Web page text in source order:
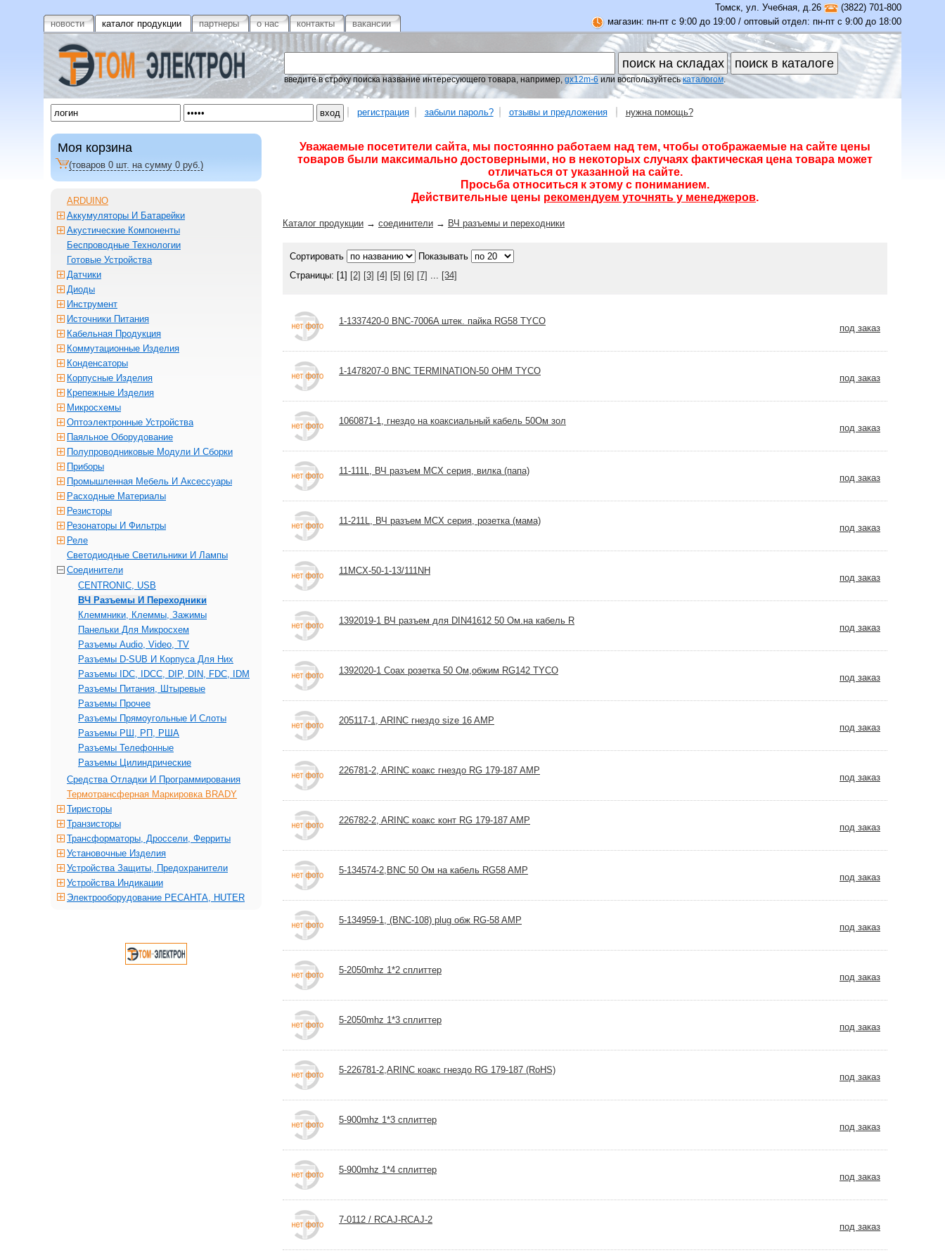
новости каталог продукции партнеры о нас контакты вакансии
Томск, ул. Учебная, д.26
(3822) 701-800
магазин: пн-пт с 9:00 до 19:00 / оптовый отдел: пн-пт с 9:00 до 18:00
введите в строку поиска название интересующего товара, например, gx12m-6 или воспользуйтеськаталогом.
регистрация забыли пароль? отзывы и предложения нужна помощь?
Уважаемые посетители сайта, мы постоянно работаем над тем, чтобы отображаемые на сайте цены
товаров были максимально достоверными, но в некоторых случаях фактическая цена товара может
отличаться от указанной на сайте.
Просьба относиться к этому с пониманием.
Действительные цены рекомендуем уточнять у менеджеров.
Каталог продукции → соединители → ВЧ разъемы и переходники
Сортировать
Показывать
Страницы: [1] [2] [3] [4] [5] [6] [7] ... [34]
1-1337420-0 BNC-7006A штек. пайка RG58 TYCO
под заказ
1-1478207-0 BNC TERMINATION-50 OHM TYCO
под заказ
1060871-1, гнездо на коаксиальный кабель 50Ом зол
под заказ
11-111L, ВЧ разъем MCX серия, вилка (папа)
под заказ
11-211L, ВЧ разъем MCX серия, розетка (мама)
под заказ
11MCX-50-1-13/111NH
под заказ
1392019-1 ВЧ разъем для DIN41612 50 Ом.на кабель R
под заказ
1392020-1 Coax розетка 50 Ом,обжим RG142 TYCO
под заказ
205117-1, ARINC гнездо size 16 AMP
под заказ
226781-2, ARINC коакс гнездо RG 179-187 AMP
под заказ
226782-2, ARINC коакс конт RG 179-187 AMP
под заказ
5-134574-2,BNC 50 Ом на кабель RG58 AMP
под заказ
5-134959-1, (BNC-108) plug обж RG-58 AMP
под заказ
5-2050mhz 1*2 сплиттер
под заказ
5-2050mhz 1*3 сплиттер
под заказ
5-226781-2,ARINC коакс гнездо RG 179-187 (RoHS)
под заказ
5-900mhz 1*3 сплиттер
под заказ
5-900mhz 1*4 сплиттер
под заказ
7-0112 / RCAJ-RCAJ-2
под заказ
Моя корзина
(товаров 0 шт. на сумму 0 руб.)
ARDUINO
Аккумуляторы И Батарейки
Акустические Компоненты
Беспроводные Технологии
Готовые Устройства
Датчики
Диоды
Инструмент
Источники Питания
Кабельная Продукция
Коммутационные Изделия
Конденсаторы
Корпусные Изделия
Крепежные Изделия
Микросхемы
Оптоэлектронные Устройства
Паяльное Оборудование
Полупроводниковые Модули И Сборки
Приборы
Промышленная Мебель И Аксессуары
Расходные Материалы
Резисторы
Резонаторы И Фильтры
Реле
Светодиодные Светильники И Лампы
Соединители
CENTRONIC, USB
ВЧ Разъемы И Переходники
Клеммники, Клеммы, Зажимы
Панельки Для Микросхем
Разъемы Audio, Video, TV
Разъемы D-SUB И Корпуса Для Них
Разъемы IDC, IDCC, DIP, DIN, FDC, IDM
Разъемы Питания, Штыревые
Разъемы Прочее
Разъемы Прямоугольные И Слоты
Разъемы РШ, РП, РША
Разъемы Телефонные
Разъемы Цилиндрические
Средства Отладки И Программирования
Термотрансферная Маркировка BRADY
Тиристоры
Транзисторы
Трансформаторы, Дроссели, Ферриты
Установочные Изделия
Устройства Защиты, Предохранители
Устройства Индикации
Электрооборудование РЕСАНТА, HUTER